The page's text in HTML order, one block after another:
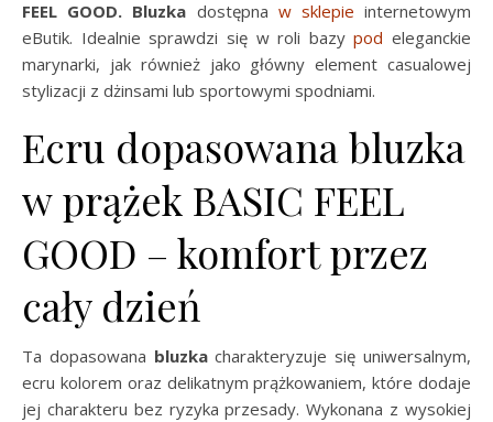
FEEL GOOD. Bluzka dostępna w sklepie internetowym
eButik. Idealnie sprawdzi się w roli bazypod eleganckie
marynarki, jak również jako główny element casualowej
stylizacji z dżinsami lub sportowymi spodniami.
Ecru dopasowana bluzka
w prążek BASIC FEEL
GOOD – komfort przez
cały dzień
Ta dopasowana bluzkacharakteryzuje się uniwersalnym,
ecru kolorem oraz delikatnym prążkowaniem, które dodaje
jej charakteru bez ryzyka przesady. Wykonana z wysokiej